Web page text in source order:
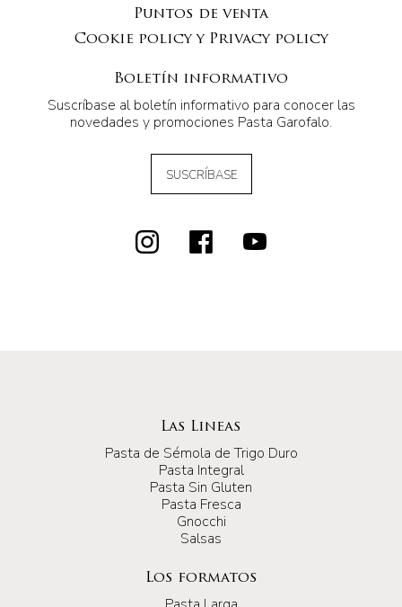
Puntos de venta
Cookie policy y Privacy policy
Boletín informativo
Suscríbase al boletín informativo para conocer las
novedades y promociones Pasta Garofalo.
SUSCRÍBASE
Las Lineas
Pasta de Sémola de Trigo Duro
Pasta Integral
Pasta Sin Gluten
Pasta Fresca
Gnocchi
Salsas
Los formatos